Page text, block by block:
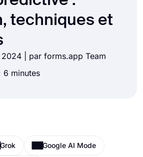
techniques et
| par forms.app Team
6 minutes
Grok Google AI Mode